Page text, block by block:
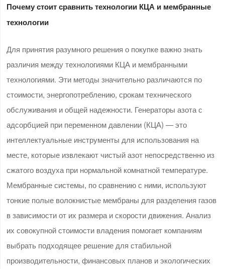
Почему стоит сравнить технологии КЦАи мембранные
технологии
Для принятия разумного решения о покупке важно знать
различия между технологиями КЦА и мембранными
технологиями. Эти методы значительно различаются по
стоимости, энергопотреблению, срокам технического
обслуживания и общей надежности. Генераторы азота с
адсорбцией при переменном давлении (КЦА) — это
интеллектуальные инструменты для использования на
месте, которые извлекают чистый азот непосредственно из
сжатого воздуха при нормальной комнатной температуре.
Мембранные системы, по сравнению с ними, используют
тонкие полые волокнистые мембраны для разделения газов
в зависимости от их размера и скорости движения. Анализ
их совокупной стоимости владения помогает компаниям
выбрать подходящее решение для стабильной
производительности, финансовых планов и экологических